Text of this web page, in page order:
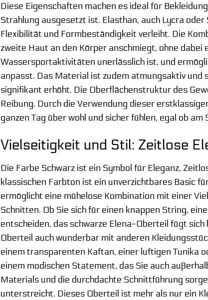
Diese Eigenschaften machen es ideal für
Strahlung ausgesetzt ist. Elasthan, auch Lycra
Flexibilität und Formbeständigkeit verleiht. Die
zweite Haut an den Körper anschmiegt, ohne
Wassersportaktivitäten unerlässlich ist, und
anpasst. Das Material ist zudem atmungsaktiv und
signifikant erhöht. Die Oberflächenstruktur des
Reibung. Durch die Verwendung dieser
ganzen Tag über wohl und sicher fühlen, egal ob
Vielseitigkeit und Stil: Zeitlose
Die Farbe Schwarz ist ein Symbol für Eleganz,
klassischen Farbton ist ein unverzichtbares Basic
ermöglicht eine mühelose Kombination mit einer
Schnitten. Ob Sie sich für einen knappen String,
entscheiden, das schwarze Elena-Oberteil fügt
Oberteil auch wunderbar mit anderen
einem transparenten Kaftan, einer luftigen Tunika
einem modischen Statement, das Sie auch
Materials und die durchdachte Schnittführung
unterstreicht. Dieses Oberteil ist mehr als nur ein